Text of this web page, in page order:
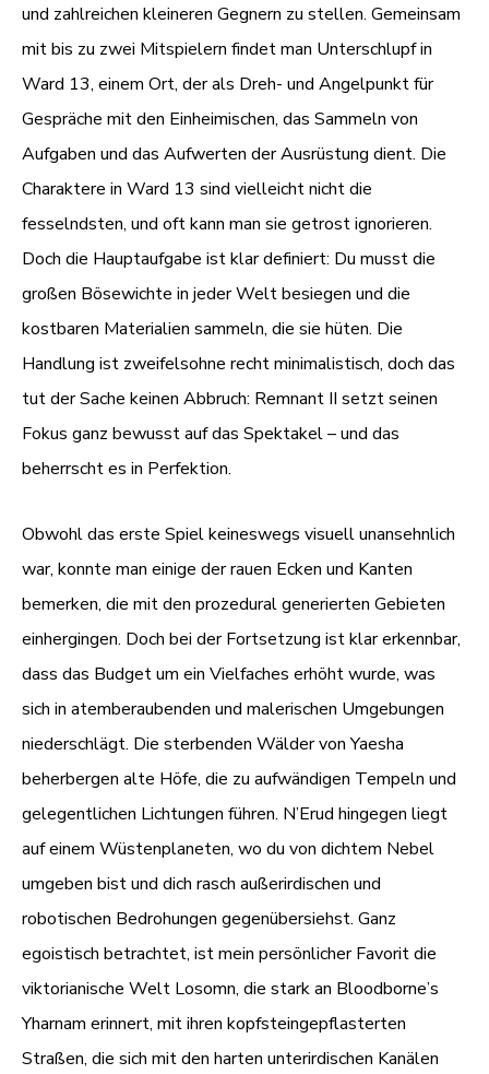
und zahlreichen kleineren Gegnern zu stellen. Gemeinsam
mit bis zu zwei Mitspielern findet man Unterschlupf in
Ward 13, einem Ort, der als Dreh- und Angelpunkt für
Gespräche mit den Einheimischen, das Sammeln von
Aufgaben und das Aufwerten der Ausrüstung dient. Die
Charaktere in Ward 13 sind vielleicht nicht die
fesselndsten, und oft kann man sie getrost ignorieren.
Doch die Hauptaufgabe ist klar definiert: Du musst die
großen Bösewichte in jeder Welt besiegen und die
kostbaren Materialien sammeln, die sie hüten. Die
Handlung ist zweifelsohne recht minimalistisch, doch das
tut der Sache keinen Abbruch: Remnant II setzt seinen
Fokus ganz bewusst auf das Spektakel – und das
beherrscht es in Perfektion.
Obwohl das erste Spiel keineswegs visuell unansehnlich
war, konnte man einige der rauen Ecken und Kanten
bemerken, die mit den prozedural generierten Gebieten
einhergingen. Doch bei der Fortsetzung ist klar erkennbar,
dass das Budget um ein Vielfaches erhöht wurde, was
sich in atemberaubenden und malerischen Umgebungen
niederschlägt. Die sterbenden Wälder von Yaesha
beherbergen alte Höfe, die zu aufwändigen Tempeln und
gelegentlichen Lichtungen führen. N’Erud hingegen liegt
auf einem Wüstenplaneten, wo du von dichtem Nebel
umgeben bist und dich rasch außerirdischen und
robotischen Bedrohungen gegenübersiehst. Ganz
egoistisch betrachtet, ist mein persönlicher Favorit die
viktorianische Welt Losomn, die stark an Bloodborne’s
Yharnam erinnert, mit ihren kopfsteingepflasterten
Straßen, die sich mit den harten unterirdischen Kanälen